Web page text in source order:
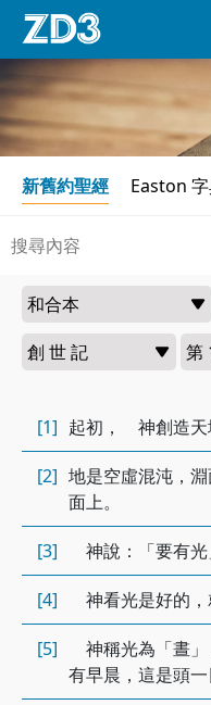
新舊約聖經 Easton
[1] 起初， 神創造天
[2] 地是空虛混沌，
面上。
[3] 神說：「要有光
[4] 神看光是好的，
[5]
神稱光為「晝」
有早晨，這是頭一